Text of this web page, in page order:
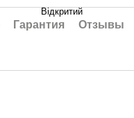
Відкритий
Гарантия Отзывы